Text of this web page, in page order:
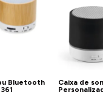
Bluetooth
Caixa de